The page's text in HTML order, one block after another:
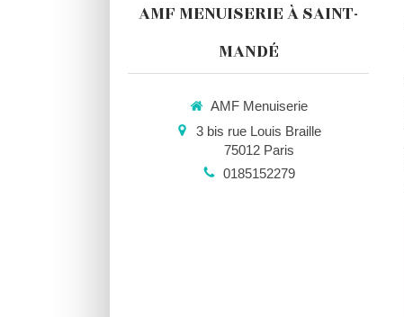
AMF MENUISERIE À SAINT-
MANDÉ
AMF Menuiserie
3 bis rue Louis Braille
75012 Paris
0185152279